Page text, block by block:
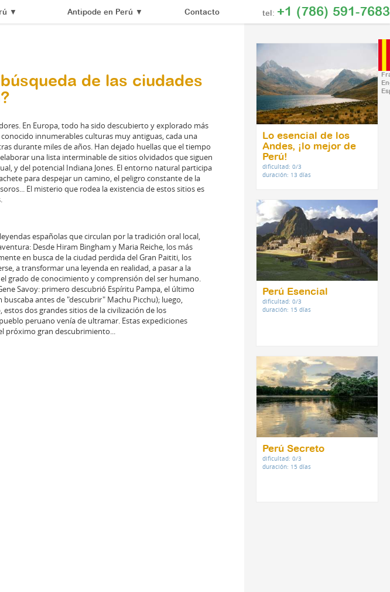
▼ Antipode en Perú ▼ Contacto tel: +1 (786) 591-7683
de las ciudades
En Europa, todo ha sido descubierto y explorado más
innumerables culturas muy antiguas, cada una
durante miles de años. Han dejado huellas que el tiempo
una lista interminable de sitios olvidados que siguen
y del potencial Indiana Jones. El entorno natural participa
para despejar un camino, el peligro constante de la
El misterio que rodea la existencia de estos sitios es
españolas que circulan por la tradición oral local,
Desde Hiram Bingham y Maria Reiche, los más
en busca de la ciudad perdida del Gran Paititi, los
a transformar una leyenda en realidad, a pasar a la
grado de conocimiento y comprensión del ser humano.
Savoy: primero descubrió Espíritu Pampa, el último
antes de "descubrir" Machu Picchu); luego,
dos grandes sitios de la civilización de los
peruano venía de ultramar. Estas expediciones
próximo gran descubrimiento...
Lo esencial de los
Andes, ¡lo mejor de
Perú!
dificultad: 0/3
duración: 13 días
Perú Esencial
dificultad: 0/3
duración: 15 días
Perú Secreto
dificultad: 0/3
duración: 15 días